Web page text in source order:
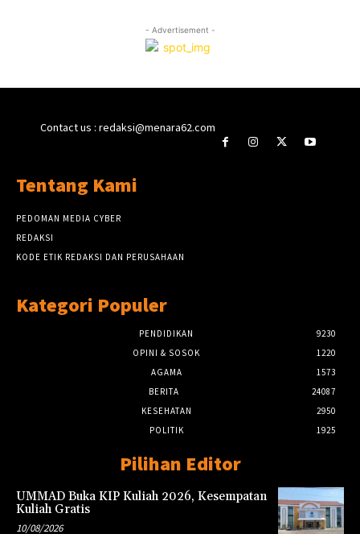
- Advertisement -
Contact us : redaksi@menara62.com
Tentang Kami
PEDOMAN MEDIA CYBER
REDAKSI
KODE ETIK REDAKSI DAN PERUSAHAAN
Kategori Populer
PENDIDIKAN
9230
OPINI & SOSOK
1220
AGAMA
1573
BERITA
24087
KESEHATAN
2950
POLITIK
1925
Pilihan Editor
UMMAD Buka KIP Kuliah 2026, Kesempatan
Kuliah Gratis
10/08/2026